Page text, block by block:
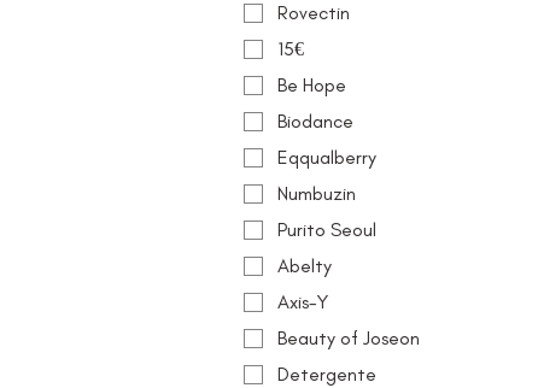
Rovectin
15€
Be Hope
Biodance
Eqqualberry
Numbuzin
Purito Seoul
Abelty
Axis-Y
Beauty of Joseon
Detergente